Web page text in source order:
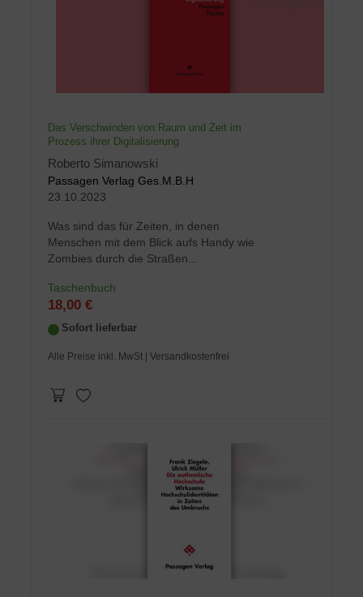
Das Verschwinden von Raum und Zeit im
Prozess ihrer Digitalisierung
Roberto Simanowski
Passagen Verlag Ges.M.B.H
23.10.2023
Was sind das für Zeiten, in denen
Menschen mit dem Blick aufs Handy wie
Zombies durch die Straßen...
Taschenbuch
18,00 €
Sofort lieferbar
Alle Preise inkl. MwSt | Versandkostenfrei